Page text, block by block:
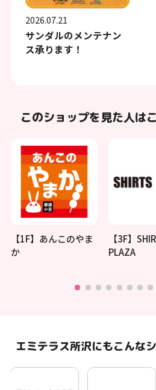
2026.07.21
サンダルのメンテナン
ス承ります！
このショップを見た人は
【1F】あんこのやま
か
【3F】
PLAZA
エミテラス所沢にもこんな